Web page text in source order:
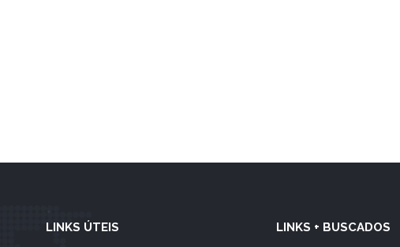
LINKS ÚTEIS LINKS + BUSCADOS